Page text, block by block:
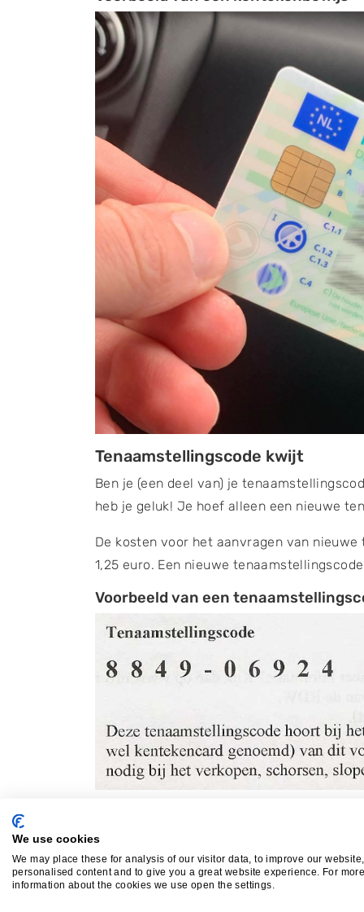
Tenaamstellingscode kwijt
Ben je (een deel van) je
heb je geluk! Je hoef alleen een nieuwe
De kosten voor het aanvragen van
1,25 euro. Een nieuwe
Voorbeeld van een
Heb je je auto al langere tijd in bezit en
kentekenbewijs? Dan werkt het
kentekenbewijs en het bijbehorende
We use cookies
We may place these for analysis of our visitor data, to improve our
personalised content and to give you a great website experience. For more
information about the cookies we use open the settings.